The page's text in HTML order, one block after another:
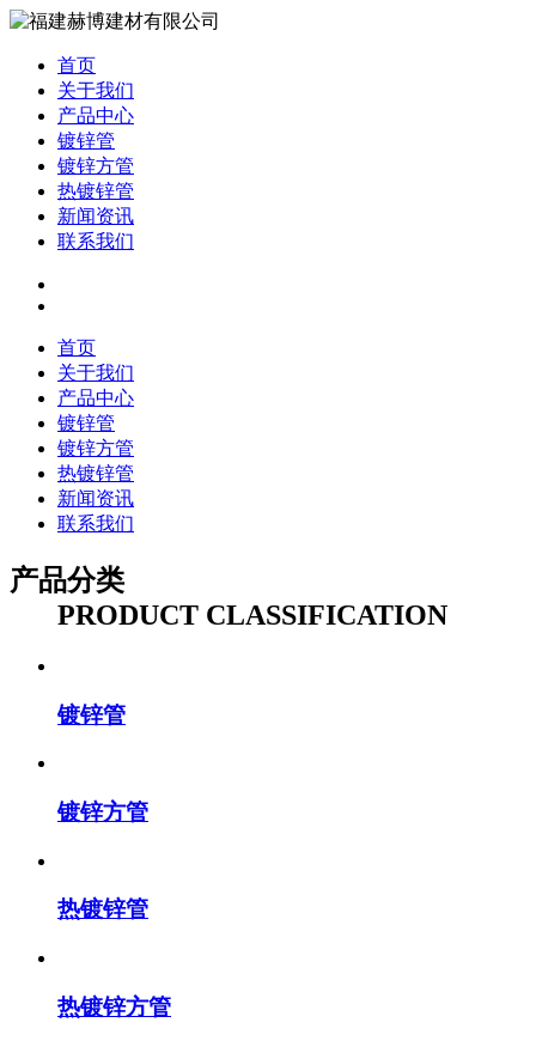
首页
关于我们
产品中心
镀锌管
镀锌方管
热镀锌管
新闻资讯
联系我们
首页
关于我们
产品中心
镀锌管
镀锌方管
热镀锌管
新闻资讯
联系我们
产品分类
PRODUCT CLASSIFICATION
镀锌管
镀锌方管
热镀锌管
热镀锌方管